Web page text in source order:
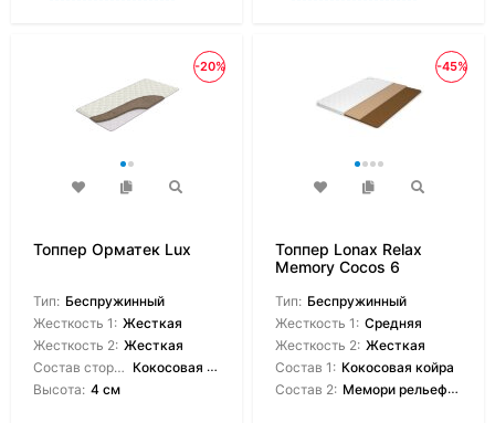
-20%
Топпер Орматек Lux
Тип: Беспружинный
Жесткость 1: Жесткая
Жесткость 2: Жесткая
Состав сторон: Кокосовая койра
Высота: 4 см
-45%
Топпер Lonax Relax
Memory Cocos 6
Тип: Беспружинный
Жесткость 1: Средняя
Жесткость 2: Жесткая
Состав 1: Кокосовая койра
Состав 2: Мемори рельефный